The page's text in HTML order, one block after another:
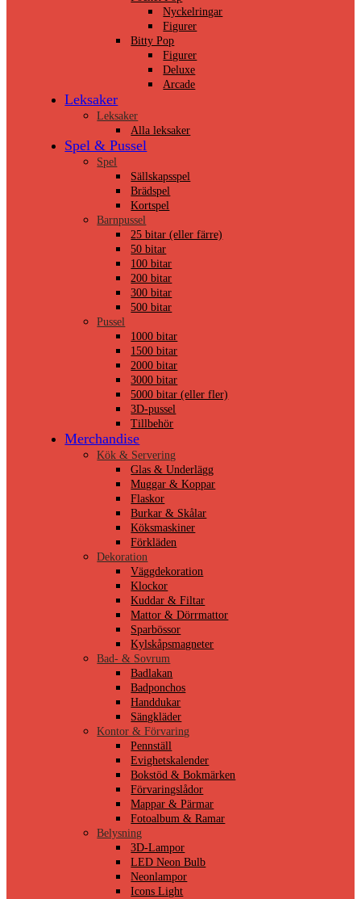
Nyckelringar
Figurer
Bitty Pop
Figurer
Deluxe
Arcade
Leksaker
Leksaker
Alla leksaker
Spel & Pussel
Spel
Sällskapsspel
Brädspel
Kortspel
Barnpussel
25 bitar (eller färre)
50 bitar
100 bitar
200 bitar
300 bitar
500 bitar
Pussel
1000 bitar
1500 bitar
2000 bitar
3000 bitar
5000 bitar (eller fler)
3D-pussel
Tillbehör
Merchandise
Kök & Servering
Glas & Underlägg
Muggar & Koppar
Flaskor
Burkar & Skålar
Köksmaskiner
Förkläden
Dekoration
Väggdekoration
Klockor
Kuddar & Filtar
Mattor & Dörrmattor
Sparbössor
Kylskåpsmagneter
Bad- & Sovrum
Badlakan
Badponchos
Handdukar
Sängkläder
Kontor & Förvaring
Pennställ
Evighetskalender
Bokstöd & Bokmärken
Förvaringslådor
Mappar & Pärmar
Fotoalbum & Ramar
Belysning
3D-Lampor
LED Neon Bulb
Neonlampor
Icons Light